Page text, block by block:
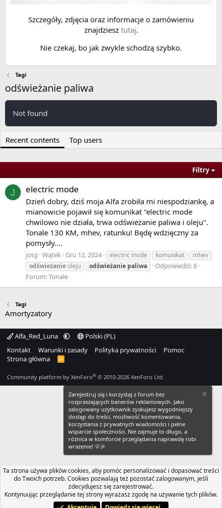
Szczegóły, zdjęcia oraz informacje o zamówieniu
znajdziesz tutaj.
Nie czekaj, bo jak zwykle schodzą szybko.
Tagi
odświeżanie paliwa
Not found
Recent contents Top users
Filtry
J electric mode
Dzień dobry, dziś moja Alfa zrobiła mi niespodziankę, a
mianowicie pojawił się komunikat "electric mode
chwilowo nie działa, trwa odświeżanie paliwa i oleju".
Tonale 130 KM, mhev, ratunku! Będę wdzięczny za
pomysły....
jotg Wątek Gru 12, 2024 electric mode komunikat
mhev
odświeżanieoleju odświeżanie paliwa
Odpowiedzi: 8
Forum:Tonale
Tagi
Amortyzatory
Alfa_Red_Luna
Polski (PL)
Kontakt
Warunki i zasady Polityka prywatności
Pomoc
Strona główna
R
Community platform by XenForo® © 2010-2026 XenForo Ltd.
Zarejestruj się i korzystaj z forum bez
rozpraszających banerów reklamowych. Jako
zalogowany użytkownik zyskujesz wygodniejszy
dostęp do treści, możliwość komentowania,
korzystania z prywatnych wiadomości i pełne
wsparcie społeczności. Nie zajmuje to długo, a
różnica w komforcie przeglądania naprawdę robi
wrażenie! 💡🎉
Ta strona używa plików cookies, aby pomóc personalizować i dopasować treści
do Twoich potrzeb. Cookies pozwalają też pozostać zalogowanym, jeśli
zdecydujesz się zarejestrować.
Kontynuując przeglądanie tej strony wyrażasz zgodę na używanie tych plików.